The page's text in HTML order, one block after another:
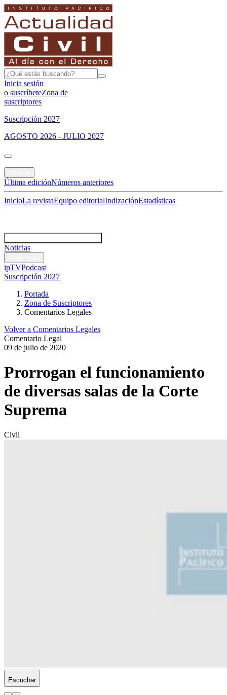
Inicia sesión
o suscríbeteZona de
suscriptores
Suscripción 2027
AGOSTO 2026 - JULIO 2027
Última ediciónNúmeros anteriores
InicioLa revistaEquipo editorialIndizaciónEstadísticas
Noticias
ipTVPodcast
Suscripción 2027
Portada
Zona de Suscriptores
Comentarios Legales
Volver a Comentarios Legales
Comentario Legal
09 de julio de 2020
Prorrogan el funcionamiento
de diversas salas de la Corte
Suprema
Civil
Escuchar